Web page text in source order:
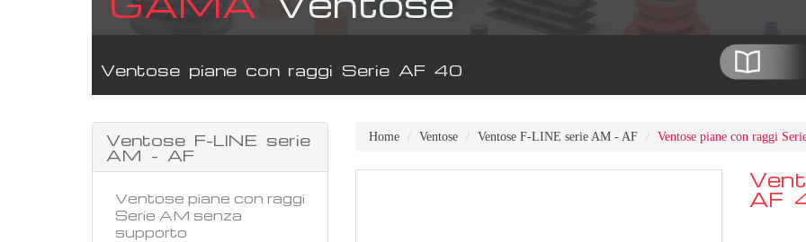
Ventose piane con raggi Serie AF 40
Home Ventose Ventose F-LINE serie AM - AF Ventose piane con raggi
AF
Ventose F-LINE serie
AM - AF
Ventose piane con raggi
Serie AM senza
supporto